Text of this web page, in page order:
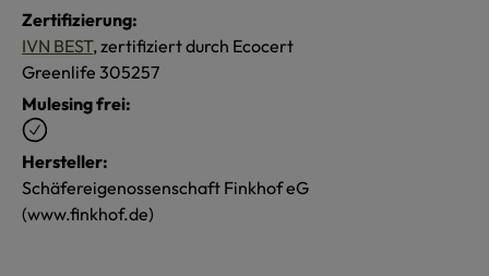
Zertifizierung:
IVN BEST, zertifiziert durch Ecocert
Greenlife 305257
Mulesing frei:
Hersteller:
Schäfereigenossenschaft Finkhof eG
(www.finkhof.de)